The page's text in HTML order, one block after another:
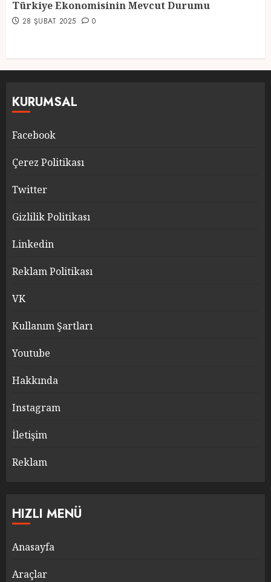
Türkiye Ekonomisinin Mevcut Durumu
28 ŞUBAT 2025 0
KURUMSAL
Facebook
Çerez Politikası
Twitter
Gizlilik Politikası
Linkedin
Reklam Politikası
VK
Kullanım Şartları
Youtube
Hakkında
Instagram
İletişim
Reklam
HIZLI MENÜ
Anasayfa
Araçlar